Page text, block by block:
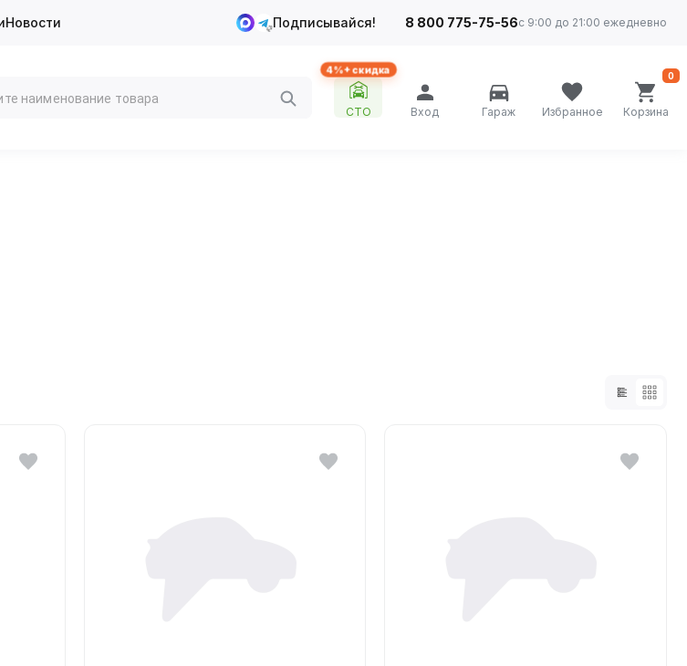
Новости Подписывайся! 8 800 775-75-56с 9:00 до 21:00 ежедневно
4%+ скидка
СТО Вход Гараж Избранное Корзина
0